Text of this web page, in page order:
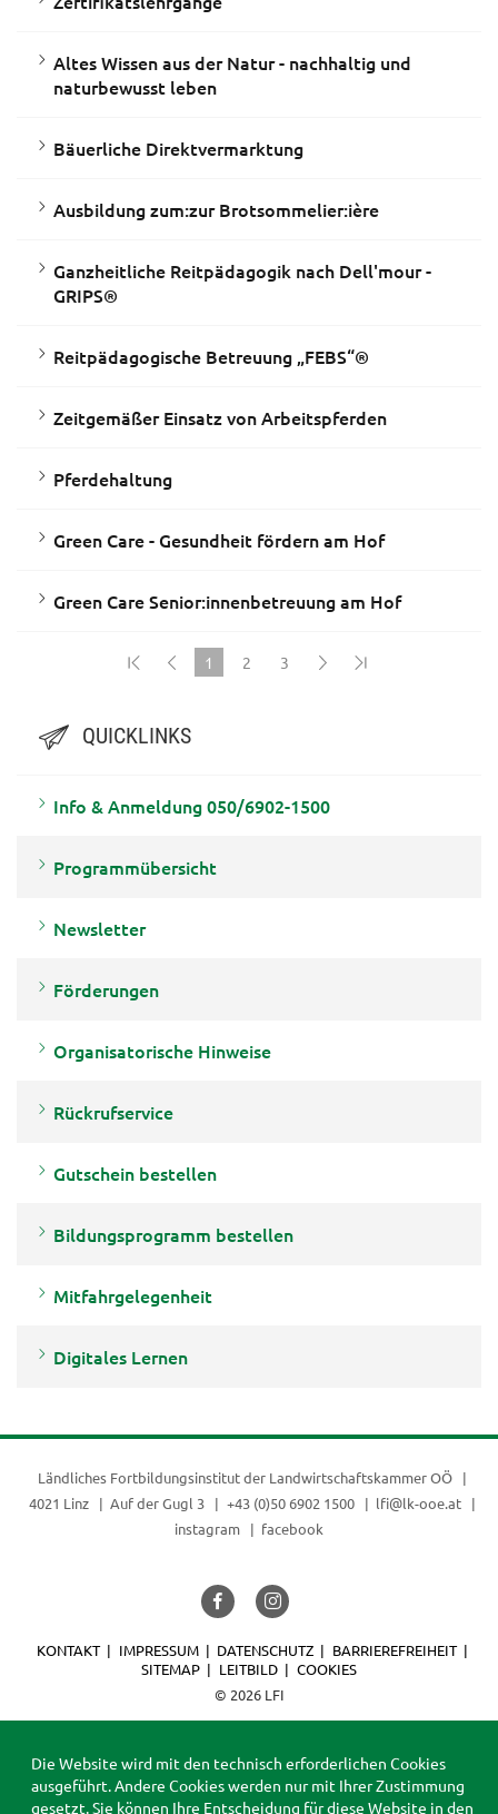
Altes Wissen aus der Natur - nachhaltig und
naturbewusst leben
Bäuerliche Direktvermarktung
Ausbildung zum:zur Brotsommelier:ière
Ganzheitliche Reitpädagogik nach Dell'mour -
GRIPS®
Reitpädagogische Betreuung „FEBS“®
Zeitgemäßer Einsatz von Arbeitspferden
Pferdehaltung
Green Care - Gesundheit fördern am Hof
Green Care Senior:innenbetreuung am Hof
1
2 3
QUICKLINKS
Info & Anmeldung 050/6902-1500
Programmübersicht
Newsletter
Förderungen
Organisatorische Hinweise
Rückrufservice
Gutschein bestellen
Bildungsprogramm bestellen
Mitfahrgelegenheit
Digitales Lernen
Ländliches Fortbildungsinstitut der Landwirtschaftskammer OÖ
4021 Linz
Auf der Gugl 3 +43 (0)50 6902 1500
lfi@lk-ooe.at
instagram
facebook
© 2026 LFI
KONTAKT IMPRESSUM DATENSCHUTZ
BARRIEREFREIHEIT
SITEMAP
LEITBILD COOKIES
Die Website wird mit den technisch erforderlichen Cookies
ausgeführt. Andere Cookies werden nur mit Ihrer Zustimmung
gesetzt. Sie können Ihre Entscheidung für diese Website in den